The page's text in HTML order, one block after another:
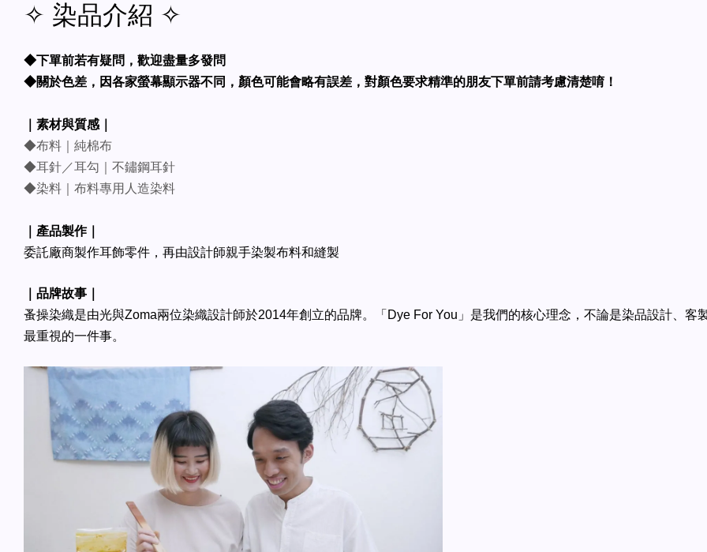
✧ 染品介紹 ✧
◆下單前若有疑問，歡迎盡量多發問
◆關於色差，因各家螢幕顯示器不同，顏色可能會略有誤差，對顏色要求精準的朋友下單前請考慮清楚唷！
｜素材與質感｜
◆布料｜純棉布
◆耳針／耳勾｜不鏽鋼耳針
◆染料｜布料專用人造染料
｜產品製作｜
委託廠商製作耳飾零件，再由設計師親手染製布料和縫製
｜品牌故事｜
蚤操染織是由光與Zoma兩位染織設計師於2014年創立的品牌。「Dye For You」是我們的核心理念，不論是染品設計、
最重視的一件事。